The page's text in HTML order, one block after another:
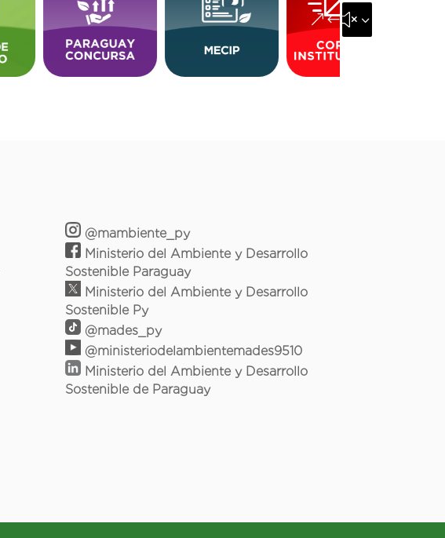
&#x35;
@mambiente_py
Ministerio del Ambiente y Desarrollo
Sostenible Paraguay
Ministerio del Ambiente y Desarrollo
Sostenible Py
@mades_py
@ministeriodelambientemades9510
Ministerio del Ambiente y Desarrollo
Sostenible de Paraguay